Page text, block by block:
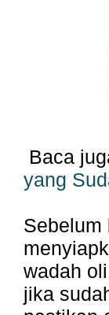
Baca
yang
Sebelum
wadah
jika